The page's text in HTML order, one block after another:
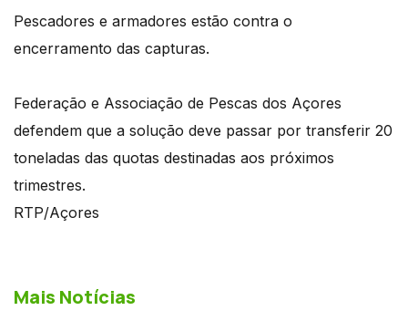
Pescadores e armadores estão contra o
encerramento das capturas.
Federação e Associação de Pescas dos Açores
defendem que a solução deve passar por transferir 20
toneladas das quotas destinadas aos próximos
trimestres.
RTP/Açores
Mais Notícias